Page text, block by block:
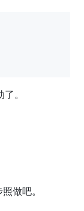
。
做吧。